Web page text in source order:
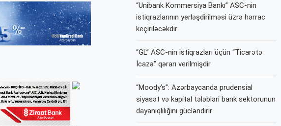
“Unibank Kommersiya Bankı” ASC-nin
istiqrazlarının yerləşdirilməsi üzrə hərrac
keçiriləcəkdir
“GL” ASC-nin istiqrazları üçün “Ticarətə
İcazə” qərarı verilmişdir
“Moody’s”: Azərbaycanda prudensial
siyasət və kapital tələbləri bank sektorunun
dayanıqlılığını gücləndirir